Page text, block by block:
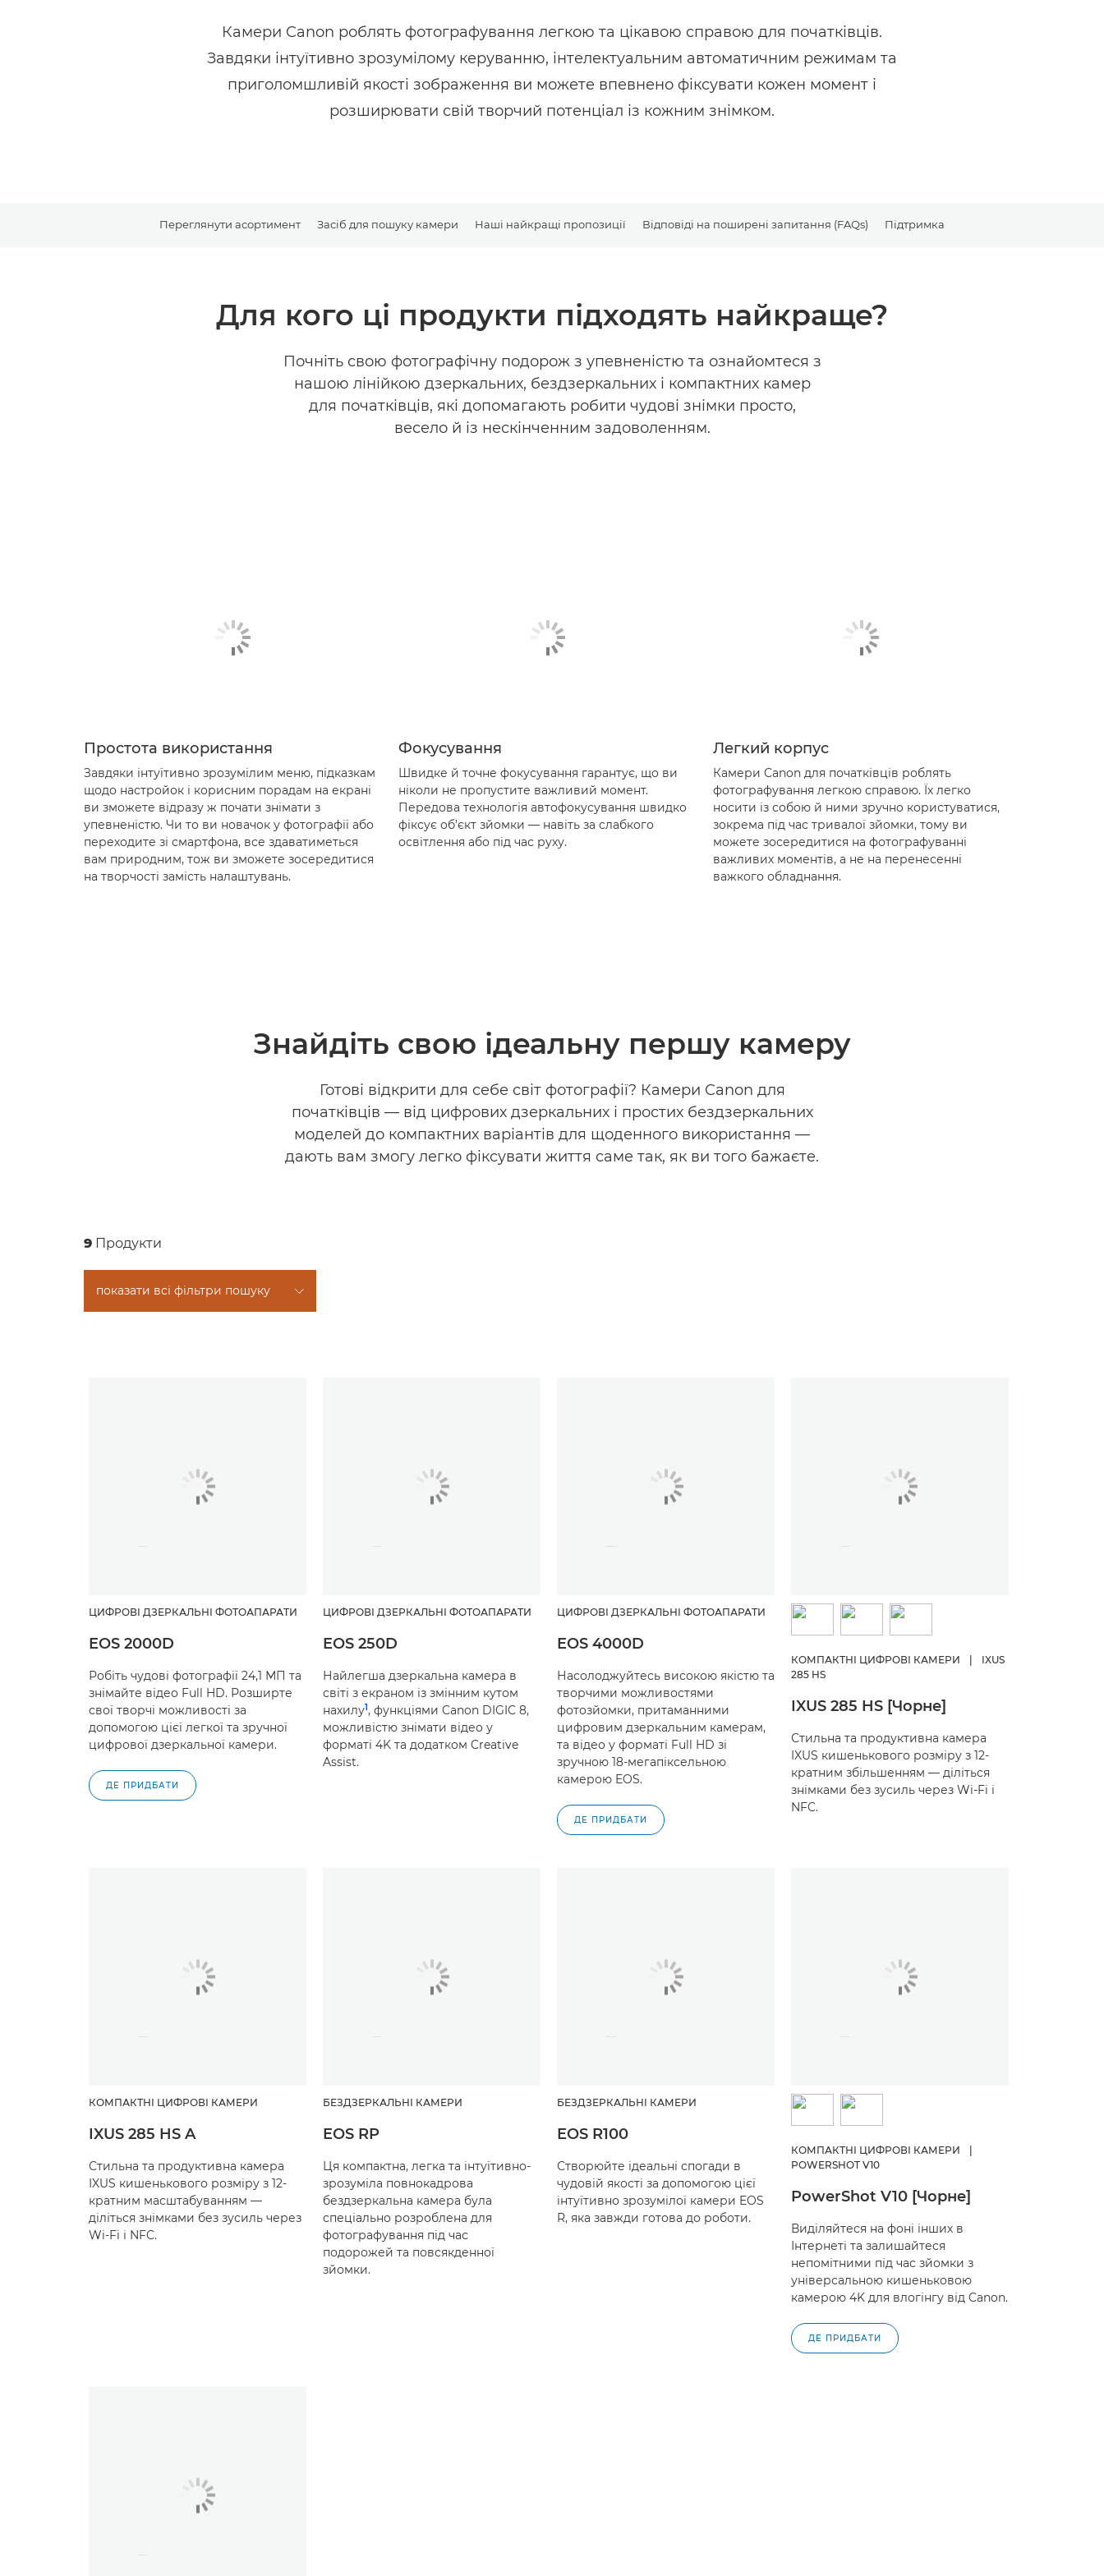
Камери Canon роблять фотографування легкою та цікавою справою для початківців.
Завдяки інтуїтивно зрозумілому керуванню, інтелектуальним автоматичним режимам та
приголомшливій якості зображення ви можете впевнено фіксувати кожен момент і
розширювати свій творчий потенціал із кожним знімком.
Переглянути асортимент Засіб для пошуку камери Наші найкращі пропозиції Відповіді на поширені запитання (FAQs) Підтримка
Для кого ці продукти підходять найкраще?
Почніть свою фотографічну подорож з упевненістю та ознайомтеся з
нашою лінійкою дзеркальних, бездзеркальних і компактних камер
для початківців, які допомагають робити чудові знімки просто,
весело й із нескінченним задоволенням.
Простота використання
Завдяки інтуїтивно зрозумілим меню, підказкам
щодо настройок і корисним порадам на екрані
ви зможете відразу ж почати знімати з
упевненістю. Чи то ви новачок у фотографії або
переходите зі смартфона, все здаватиметься
вам природним, тож ви зможете зосередитися
на творчості замість налаштувань.
Фокусування
Швидке й точне фокусування гарантує, що ви
ніколи не пропустите важливий момент.
Передова технологія автофокусування швидко
фіксує об’єкт зйомки — навіть за слабкого
освітлення або під час руху.
Легкий корпус
Камери Canon для початківців роблять
фотографування легкою справою. Їх легко
носити із собою й ними зручно користуватися,
зокрема під час тривалої зйомки, тому ви
можете зосередитися на фотографуванні
важливих моментів, а не на перенесенні
важкого обладнання.
Знайдіть свою ідеальну першу камеру
Готові відкрити для себе світ фотографії? Камери Canon для
початківців — від цифрових дзеркальних і простих бездзеркальних
моделей до компактних варіантів для щоденного використання —
дають вам змогу легко фіксувати життя саме так, як ви того бажаєте.
9 Продукти
показати всі фільтри пошуку
ЦИФРОВІ ДЗЕРКАЛЬНІ ФОТОАПАРАТИ
EOS 2000D
Робіть чудові фотографії 24,1 МП та
знімайте відео Full HD. Розширте
свої творчі можливості за
допомогою цієї легкої та зручної
цифрової дзеркальної камери.
ДЕ ПРИДБАТИ
ЦИФРОВІ ДЗЕРКАЛЬНІ ФОТОАПАРАТИ
EOS 250D
Найлегша дзеркальна камера в
світі з екраном із змінним кутом
нахилу1, функціями Canon DIGIC 8,
можливістю знімати відео у
форматі 4K та додатком Creative
Assist.
ЦИФРОВІ ДЗЕРКАЛЬНІ ФОТОАПАРАТИ
EOS 4000D
Насолоджуйтесь високою якістю та
творчими можливостями
фотозйомки, притаманними
цифровим дзеркальним камерам,
та відео у форматі Full HD зі
зручною 18-мегапіксельною
камерою EOS.
ДЕ ПРИДБАТИ
КОМПАКТНІ ЦИФРОВІ КАМЕРИ
IXUS
285 HS
IXUS 285 HS [Чорне]
Стильна та продуктивна камера
IXUS кишенькового розміру з 12-
кратним збільшенням — діліться
знімками без зусиль через Wi-Fi і
NFC.
КОМПАКТНІ ЦИФРОВІ КАМЕРИ
IXUS 285 HS A
Стильна та продуктивна камера
IXUS кишенькового розміру з 12-
кратним масштабуванням —
діліться знімками без зусиль через
Wi-Fi і NFC.
БЕЗДЗЕРКАЛЬНІ КАМЕРИ
EOS RP
Ця компактна, легка та інтуїтивно-
зрозуміла повнокадрова
бездзеркальна камера була
спеціально розроблена для
фотографування під час
подорожей та повсякденної
зйомки.
БЕЗДЗЕРКАЛЬНІ КАМЕРИ
EOS R100
Створюйте ідеальні спогади в
чудовій якості за допомогою цієї
інтуїтивно зрозумілої камери EOS
R, яка завжди готова до роботи.
КОМПАКТНІ ЦИФРОВІ КАМЕРИ
POWERSHOT V10
PowerShot V10 [Чорне]
Виділяйтеся на фоні інших в
Інтернеті та залишайтеся
непомітними під час зйомки з
універсальною кишеньковою
камерою 4K для влогінгу від Canon.
ДЕ ПРИДБАТИ